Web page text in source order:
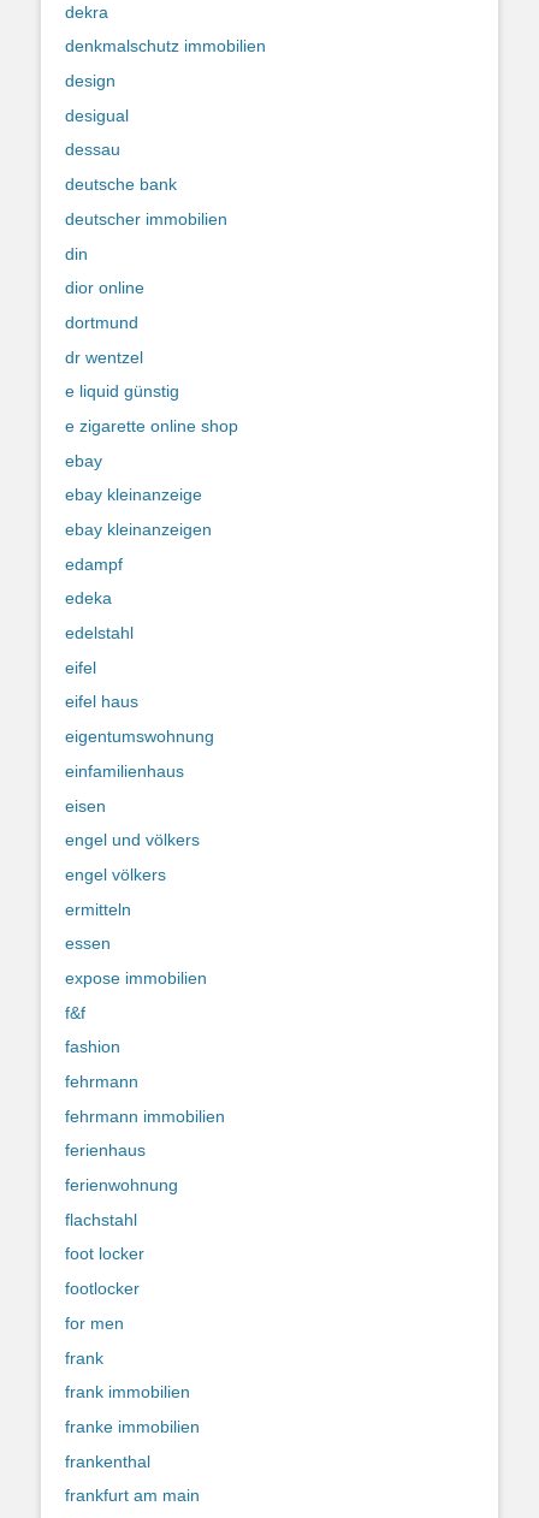
dekra
denkmalschutz immobilien
design
desigual
dessau
deutsche bank
deutscher immobilien
din
dior online
dortmund
dr wentzel
e liquid günstig
e zigarette online shop
ebay
ebay kleinanzeige
ebay kleinanzeigen
edampf
edeka
edelstahl
eifel
eifel haus
eigentumswohnung
einfamilienhaus
eisen
engel und völkers
engel völkers
ermitteln
essen
expose immobilien
f&f
fashion
fehrmann
fehrmann immobilien
ferienhaus
ferienwohnung
flachstahl
foot locker
footlocker
for men
frank
frank immobilien
franke immobilien
frankenthal
frankfurt am main